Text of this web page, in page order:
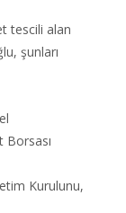
tescili alan
şunları
Borsası
Kurulunu,